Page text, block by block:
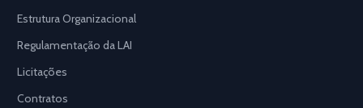
Estrutura Organizacional
Regulamentação da LAI
Licitações
Contratos